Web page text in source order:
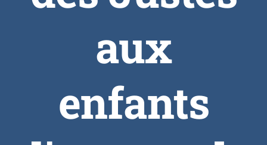
aux
enfants